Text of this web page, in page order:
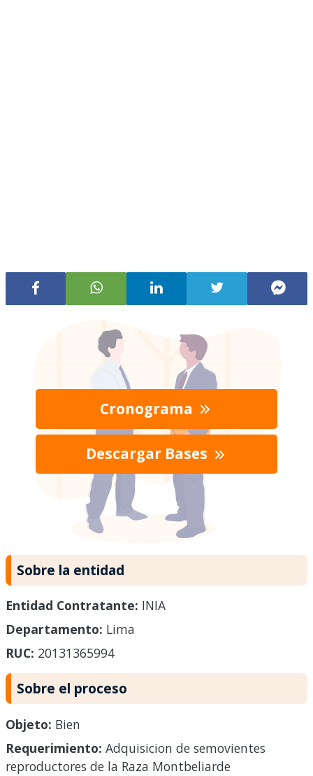
Cronograma
Descargar Bases
Sobre la entidad
Entidad Contratante: INIA
Departamento: Lima
RUC: 20131365994
Sobre el proceso
Objeto: Bien
Requerimiento: Adquisicion de semovientes
reproductores de la Raza Montbeliarde